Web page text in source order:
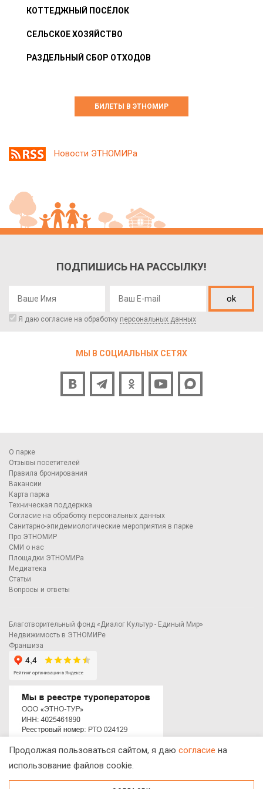
КОТТЕДЖНЫЙ ПОСЁЛОК
СЕЛЬСКОЕ ХОЗЯЙСТВО
РАЗДЕЛЬНЫЙ СБОР ОТХОДОВ
БИЛЕТЫ В ЭТНОМИР
Новости ЭТНОМИРа
ПОДПИШИСЬ НА РАССЫЛКУ!
ok
Я даю согласие на обработку персональных данных
МЫ В СОЦИАЛЬНЫХ СЕТЯХ
О парке
Отзывы посетителей
Правила бронирования
Вакансии
Карта парка
Техническая поддержка
Согласие на обработку персональных данных
Санитарно-эпидемиологические мероприятия в парке
Про ЭТНОМИР
СМИ о нас
Площадки ЭТНОМИРа
Медиатека
Статьи
Вопросы и ответы
Благотворительный фонд «Диалог Культур - Единый Мир»
Недвижимость в ЭТНОМИРе
Франшиза
© ЭТНОМИР - этнографический парк-музей
Калужская область, Боровский район, деревня Петрово.
Продолжая пользоваться сайтом, я даю согласие на
использование файлов cookie.